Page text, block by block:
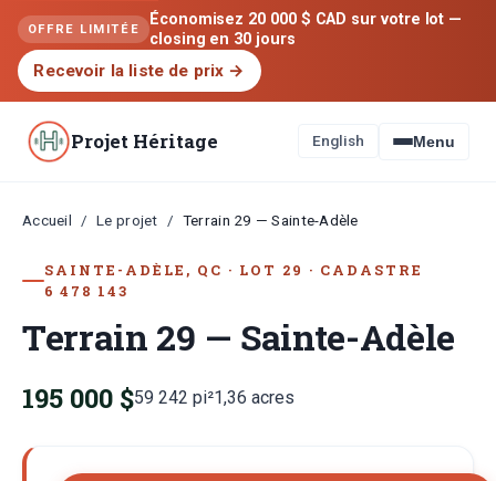
OFFRE LIMITÉE
Économisez 20 000 $ CAD sur votre lot —
closing en 30 jours
Recevoir la liste de prix →
Projet Héritage English Menu
Accueil / Le projet / Terrain 29 — Sainte-Adèle
SAINTE-ADÈLE, QC · LOT 29 · CADASTRE
6 478 143
Terrain 29 — Sainte-Adèle
195 000 $59 242 pi²1,36 acres